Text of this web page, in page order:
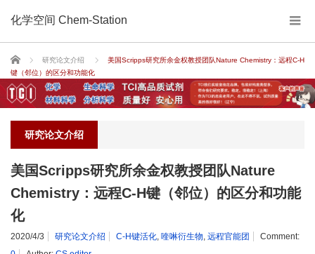
化学空间 Chem-Station
Home 研究论文介绍
美国Scripps研究所余金权教授团队Nature Chemistry：远程C-H
键（邻位）的区分和功能化
研究论文介绍
美国Scripps研究所余金权教授团队Nature
Chemistry：远程C-H键（邻位）的区分和功能
化
2020/4/3 研究论文介绍 C-H键活化 喹啉衍生物 远程官能团
Comment: